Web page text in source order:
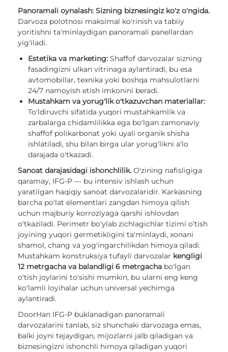
Panoramali oynalash: Sizning biznesingiz ko'z o'ngida.
Darvoza polotnosi maksimal ko'rinish va tabiiy
yoritishni ta'minlaydigan panoramali panellardan
yig'iladi.
Estetika va marketing: Shaffof darvozalar sizning
fasadingizni ulkan vitrinaga aylantiradi, bu esa
avtomobillar, texnika yoki boshqa mahsulotlarni
24/7 namoyish etish imkonini beradi.
Mustahkam va yorug'lik o'tkazuvchan materiallar:
To'ldiruvchi sifatida yuqori mustahkamlik va
zarbalarga chidamlilikka ega bo'lgan zamonaviy
shaffof polikarbonat yoki uyali organik shisha
ishlatiladi, shu bilan birga ular yorug'likni a'lo
darajada o'tkazadi.
Sanoat darajasidagi ishonchlilik. O'zining nafisligiga
qaramay, IFG-P — bu intensiv ishlash uchun
yaratilgan haqiqiy sanoat darvozalaridir. Karkasning
barcha po'lat elementlari zangdan himoya qilish
uchun majburiy korroziyaga qarshi ishlovdan
o'tkaziladi. Perimetr bo'ylab zichlagichlar tizimi o'tish
joyining yuqori germetikligini ta'minlaydi, xonani
shamol, chang va yog'ingarchilikdan himoya qiladi.
Mustahkam konstruksiya tufayli darvozalar kengligi
12 metrgacha va balandligi 6 metrgacha bo'lgan
o'tish joylarini to'sishi mumkin, bu ularni eng keng
ko'lamli loyihalar uchun universal yechimga
aylantiradi.
DoorHan IFG-P buklanadigan panoramali
darvozalarini tanlab, siz shunchaki darvozaga emas,
balki joyni tejaydigan, mijozlarni jalb qiladigan va
biznesingizni ishonchli himoya qiladigan yuqori